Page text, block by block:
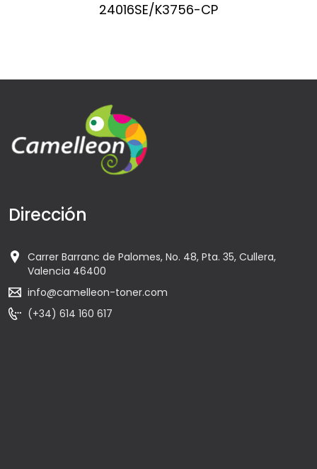
24016SE/K3756-CP
Dirección
Carrer Barranc de Palomes, No. 48, Pta. 35, Cullera,
Valencia 46400
info@camelleon-toner.com
(+34) 614 160 617